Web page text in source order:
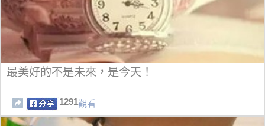
最美好的不是未來，是今天！
1291觀看